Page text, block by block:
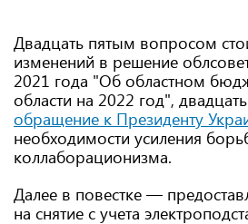
Двадцать пятым вопросом
изменений в решение
2021 года "Об областном
области на 2022 год",
обращение к Президенту
необходимости усиления
коллаборационизма.
Далее в повестке —
на снятие с учета